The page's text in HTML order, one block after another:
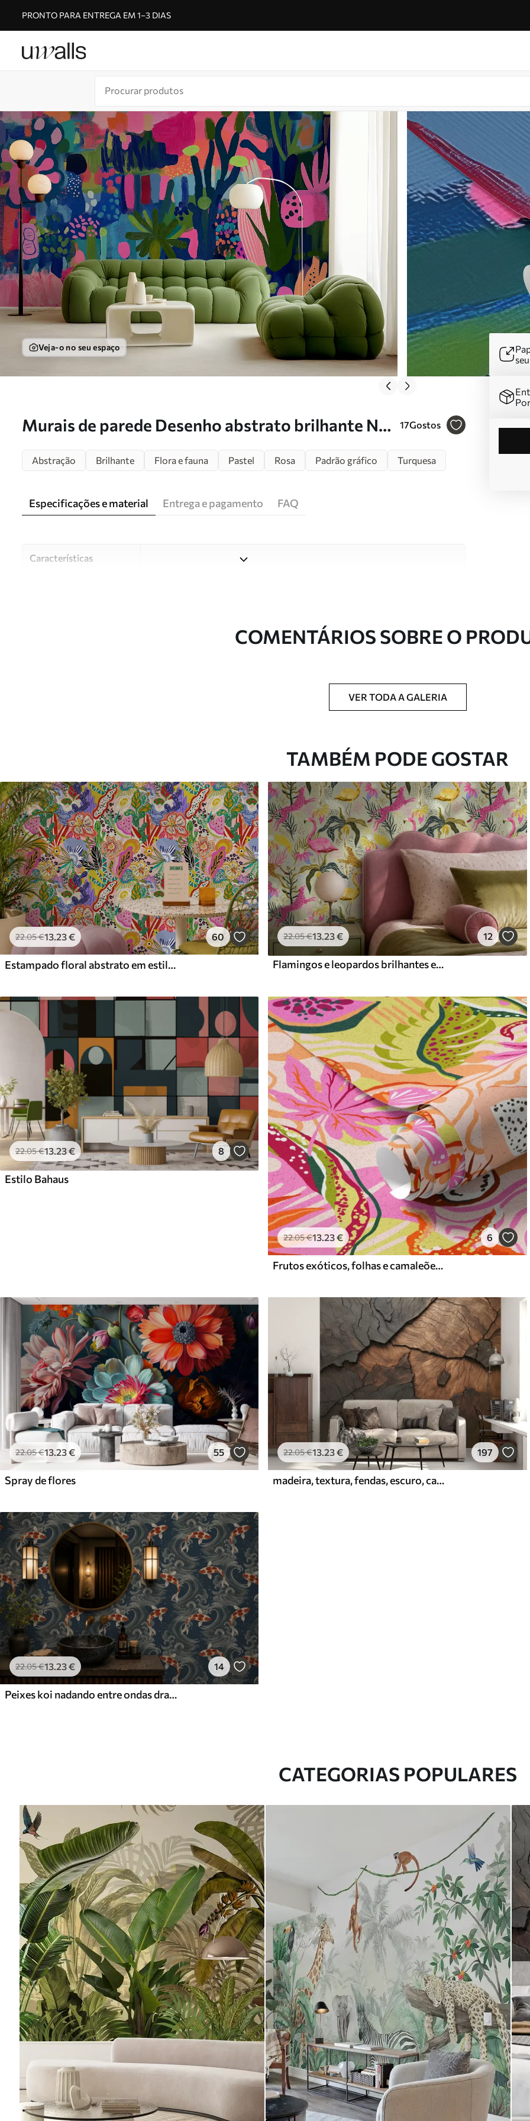
PRONTO PARA ENTREGA EM 1–3 DIAS
Veja-o no seu espaço
Murais de parede Desenho abstrato brilhante Nr.
17Gostos
Abstração Brilhante Flora e fauna Pastel Rosa Padrão gráfico Turquesa
Especificações e material Entrega e pagamento FAQ
Características
Estúdio de design Uwalls
Disponível com revestimento de verniz e/ou adesivo para papel de parede.
Limpeza
Pode ser limpo suavemente com uma esponja macia. Murais de parede
com revestimento de verniz podem ser limpos com água.
Método de aplicação Aplicação perfeita
Materiais disponíveis
Standard
45.0027.00€/m²
Premium
56 .6734.00 € /m²
Vinil Premium
65.0039 .00€ /m²
Peel and Stick
49 .00 €/m²
COMENTÁRIOS SOBRE O
VER TODA A GALERIA
TAMBÉM PODE GOSTAR
22.05€13.23€ 60
Estampado floral abstrato em estilo pop art
22.05€13.23€ 12
Flamingos e leopardos brilhantes entre plantas tropicais
22.05€13.23€ 8
Estilo Bahaus
22.05€13.23€ 6
Frutos exóticos, folhas e camaleões num estilo tropical
22.05€13 .23€ 55
Spray de flores
22.05€13 .23€ 197
madeira, textura, fendas, escuro, casca, superfície
22.05€13.23€ 14
Peixes koi nadando entre ondas dramáticas do oceano
CATEGORIAS POPULARES